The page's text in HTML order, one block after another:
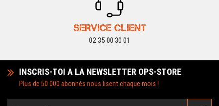
SERVICE CLIENT
02 35 00 30 01
INSCRIS-TOI A LA NEWSLETTER OPS-STORE
Plus de 50 000 abonnés nous lisent chaque mois !